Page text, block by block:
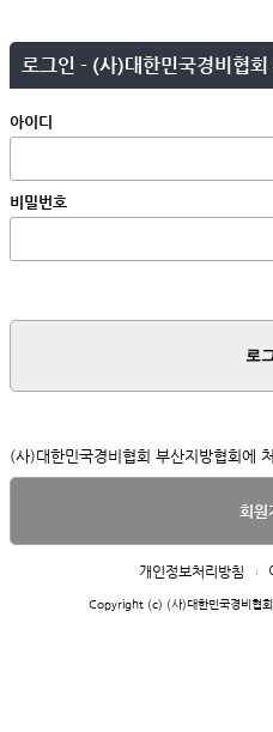
로그인 - (사)대한민국경비협회
아이디
비밀번호
로
(사)대한민국경비협회 부산지방협회에
회원
개인정보처리방침
Copyright (c) (사)대한민국경비협